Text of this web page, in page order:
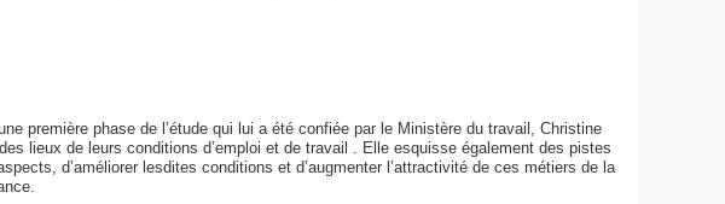
première phase de l’étude qui lui a été confiée par le Ministère du travail, Christine
lieux de leurs conditions d’emploi et de travail . Elle esquisse également des pistes
d’améliorer lesdites conditions et d’augmenter l’attractivité de ces métiers de la